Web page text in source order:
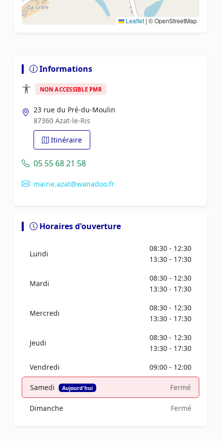
Leaflet | © OpenStreetMap
Informations
NON ACCESSIBLE PMR
23 rue du Pré-du-Moulin
87360 Azat-le-Ris
Itinéraire
05 55 68 21 58
mairie.azat@wanadoo.fr
Horaires d'ouverture
Lundi
08:30 - 12:30
13:30 - 17:30
Mardi
08:30 - 12:30
13:30 - 17:30
Mercredi
08:30 - 12:30
13:30 - 17:30
Jeudi
08:30 - 12:30
13:30 - 17:30
Vendredi
09:00 - 12:00
Samedi Aujourd'hui Fermé
Dimanche Fermé